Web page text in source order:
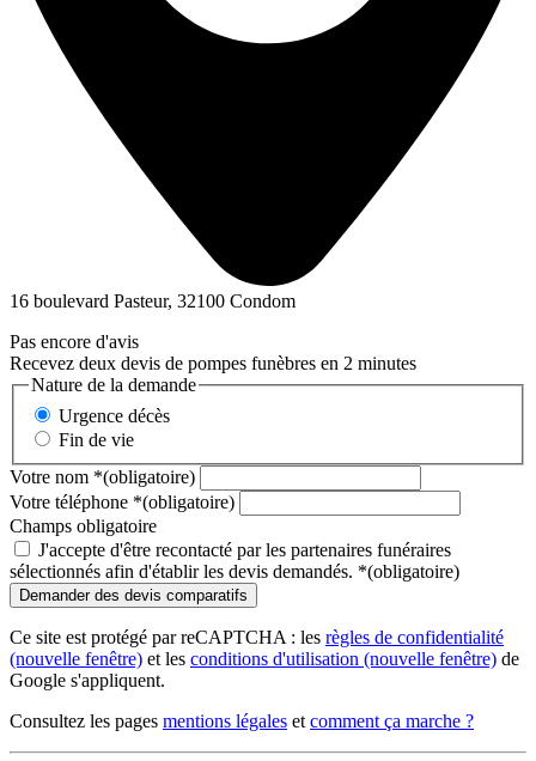
16 boulevard Pasteur, 32100 Condom
Pas encore d'avis
Recevez deux devis de pompes funèbres en 2 minutes
Nature de la demande
Urgence décès
Fin de vie
Votre nom *(obligatoire)
Votre téléphone *(obligatoire)
Champs obligatoire
J'accepte d'être recontacté par les partenaires funéraires
sélectionnés afin d'établir les devis demandés. *(obligatoire)
Ce site est protégé par reCAPTCHA : les règles de confidentialité
(nouvelle fenêtre) et les conditions d'utilisation (nouvelle fenêtre) de
Google s'appliquent.
Consultez les pages mentions légales et comment ça marche ?